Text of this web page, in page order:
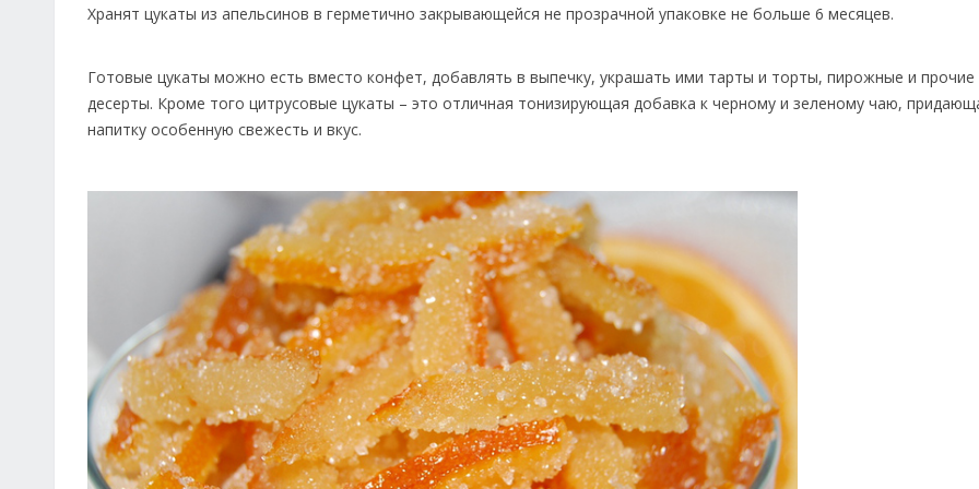
Хранят цукаты из апельсинов в герметично закрывающейся не прозрачной упаковке не больше 6 месяцев.
Готовые цукаты можно есть вместо конфет, добавлять в выпечку, украшать ими тарты и торты, пирожные и прочие
десерты. Кроме того цитрусовые цукаты – это отличная тонизирующая добавка к черному и зеленому чаю,
напитку особенную свежесть и вкус.